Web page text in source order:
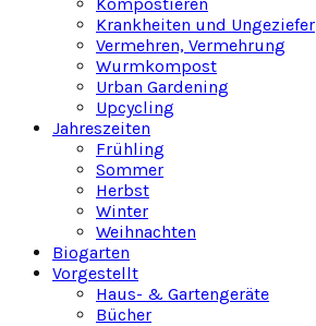
Krankheiten und Ungeziefer
Vermehren, Vermehrung
Wurmkompost
Urban Gardening
Upcycling
Jahreszeiten
Frühling
Sommer
Herbst
Winter
Weihnachten
Biogarten
Vorgestellt
Haus- & Gartengeräte
Bücher